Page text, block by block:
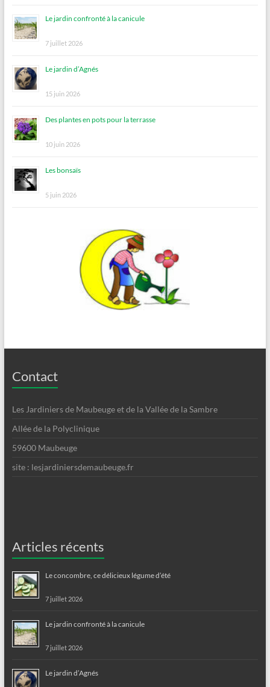
Le jardin confronté à la canicule
7 juillet 2026
Le jardin d’Agnés
15 juin 2026
Des plantes en pots pour la terrasse
10 juin 2026
Les bonsaïs
5 juin 2026
Contact
Les Jardiniers de Maubeuge et de la Vallée de la Sambre
Allée de la Polyclinique
59600 Maubeuge
site : lesjardiniersdemaubeuge.fr
Articles récents
Le concombre, ce délicieux légume d’été
7 juillet 2026
Le jardin confronté à la canicule
7 juillet 2026
Le jardin d’Agnés